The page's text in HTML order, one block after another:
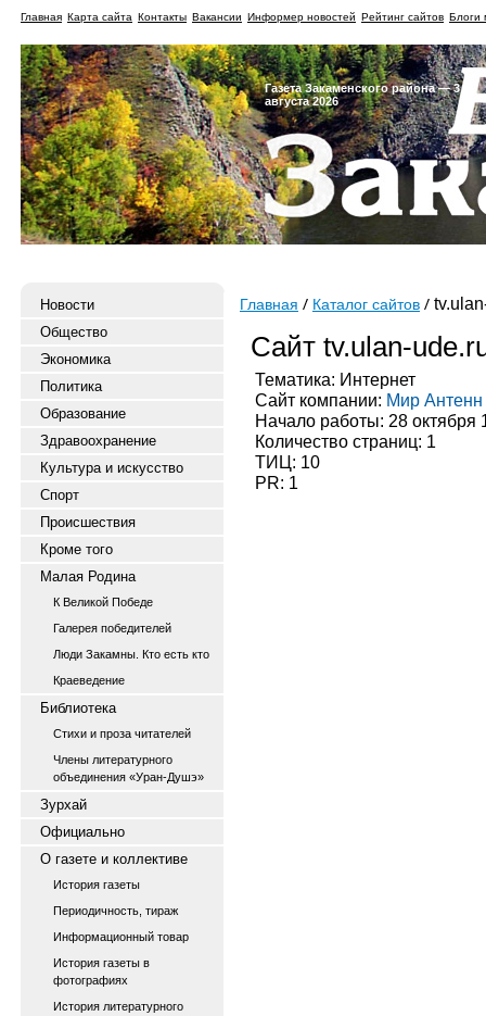
Главная Карта сайта Контакты Вакансии Информер новостей Рейтинг сайтов Блоги
Газета Закаменского района — 3
августа 2026
Новости
Общество
Экономика
Политика
Образование
Здравоохранение
Культура и искусство
Спорт
Происшествия
Кроме того
Малая Родина
К Великой Победе
Галерея победителей
Люди Закамны. Кто есть кто
Краеведение
Библиотека
Стихи и проза читателей
Члены литературного
объединения «Уран-Душэ»
Зурхай
Официально
О газете и коллективе
История газеты
Периодичность, тираж
Информационный товар
История газеты в
фотографиях
История литературного
Главная Каталог сайтов
Сайт tv.ulan-
Тематика: Интернет
Сайт компании: Мир Антенн
Начало работы: 28 октября
Количество страниц: 1
ТИЦ: 10
PR: 1